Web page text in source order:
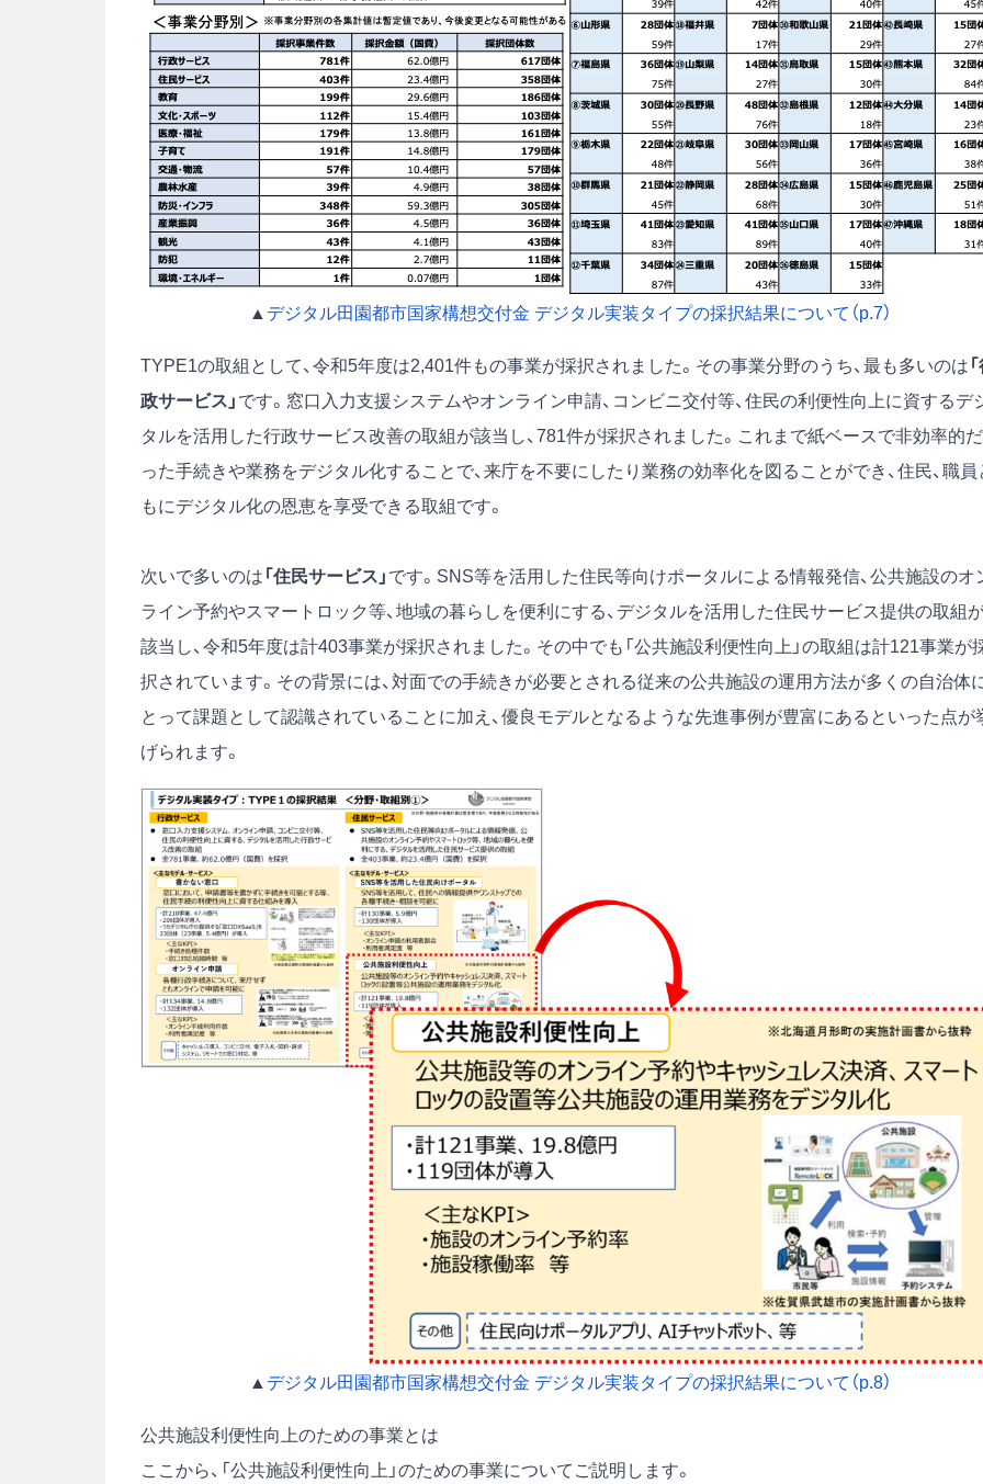
▲ デジタル田園都市国家構想交付金 デジタル実装タイプの採択結果について（p.7）
TYPE1の取組として、令和5年度は2,401件もの事業が採択されました。その事業分野のうち、最も多いのは
政サービス」 です。窓口入力支援システムやオンライン申請、コンビニ交付等、住民の利便性向上に資するデ
タルを活用した行政サービス改善の取組が該当し、781件が採択されました。これまで紙ベースで非効率的だ
った手続きや業務をデジタル化することで、来庁を不要にしたり業務の効率化を図ることができ、住民、職員
もにデジタル化の恩恵を享受できる取組です。
次いで多いのは 「住民サービス」 です。SNS等を活用した住民等向けポータルによる情報発信、公共施設のオ
ライン予約やスマートロック等、地域の暮らしを便利にする、デジタルを活用した住民サービス提供の取組
該当し、令和5年度は計403事業が採択されました。その中でも「公共施設利便性向上」の取組は計121事業が
択されています。その背景には、対面での手続きが必要とされる従来の公共施設の運用方法が多くの自治体
とって課題として認識されていることに加え、優良モデルとなるような先進事例が豊富にあるといった点が
げられます。
▲ デジタル田園都市国家構想交付金 デジタル実装タイプの採択結果について（p.8）
公共施設利便性向上のための事業とは
ここから、「公共施設利便性向上」のための事業についてご説明します。